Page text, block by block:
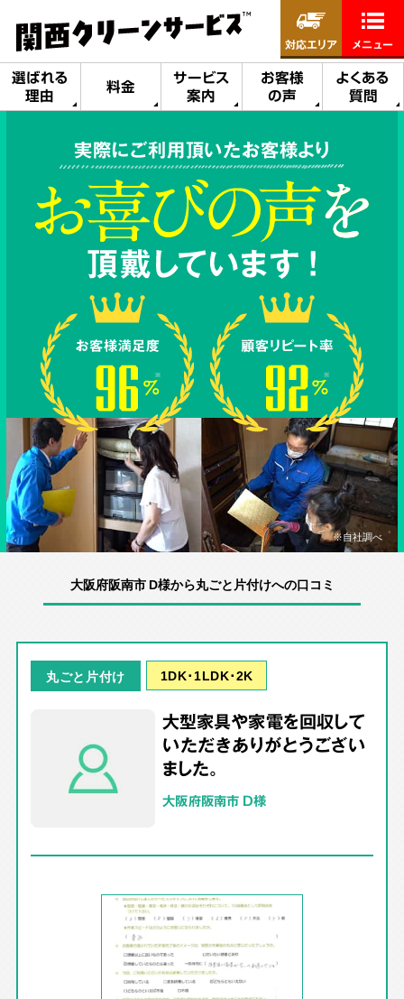
選ばれる
理由
料金
サービス
案内
お客様
の声
よくある
質問
対応エリア メニュー
実際にご利用頂いたお客様より
※自社調べ
大阪府阪南市 D様から丸ごと片付けへの口コミ
丸ごと片付け 1DK･1LDK･2K
大型家具や家電を回収して
いただきありがとうござい
ました。
大阪府阪南市 D様